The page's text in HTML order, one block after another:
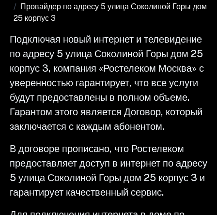
Провайдер по адресу 5 улица Соколиной Горы дом
25 корпус 3
Подключая новый интернет и телевидение
по адресу 5 улица Соколиной Горы дом 25
корпус 3, компания «Ростелеком Москва» с
уверенностью гарантирует, что все услуги
будут предоставлены в полном объеме.
Гарантом этого является Договор, который
заключается с каждым абонентом.
В договоре прописано, что Ростелеком
предоставляет доступ в интернет по адресу
5 улица Соколиной Горы дом 25 корпус 3 и
гарантирует качественный сервис.